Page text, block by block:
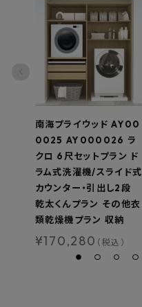
南海プライウッド AY00
0025 AY000026 ラ
クロ 6尺セットプラン ド
ラム式洗濯機/スライド式
カウンター・引出し2段
乾太くんプラン その他衣
類乾燥機プラン 収納
¥170,280 （税込）